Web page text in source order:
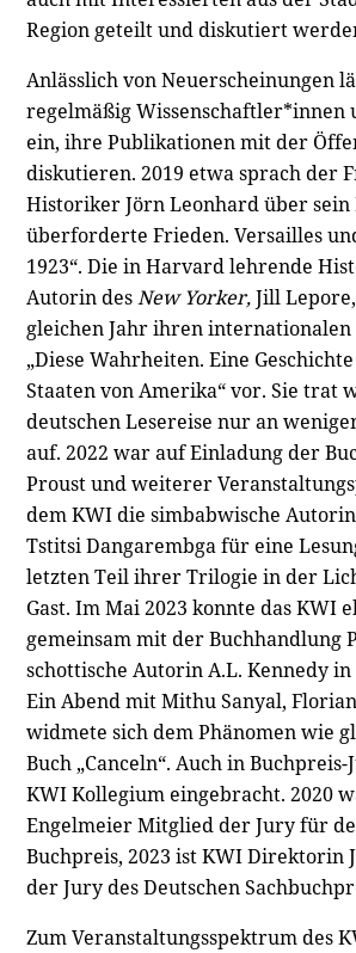
Region geteilt und diskutiert
Anlässlich von Neuerscheinungen
regelmäßig Wissenschaftler*innen
ein, ihre Publikationen mit der
diskutieren. 2019 etwa sprach der
Historiker Jörn Leonhard über sein
überforderte Frieden. Versailles
1923“. Die in Harvard lehrende
Autorin desNew Yorker,Jill
gleichen Jahr ihren internationalen
„Diese Wahrheiten. Eine
Staaten von Amerika“ vor. Sie trat
deutschen Lesereise nur an
auf. 2022 war auf Einladung der
Proust und weiterer
dem KWI die simbabwische
Tstitsi Dangarembga für eine
letzten Teil ihrer Trilogie in der
Gast. Im Mai 2023 konnte das KWI
gemeinsam mit der Buchhandlung
schottische Autorin A.L. Kennedy in
Ein Abend mit Mithu Sanyal,
widmete sich dem Phänomen wie
Buch „Canceln“. Auch in
KWI Kollegium eingebracht. 2020
Engelmeier Mitglied der Jury für
Buchpreis, 2023 ist KWI Direktorin
der Jury des Deutschen
Zum Veranstaltungsspektrum des